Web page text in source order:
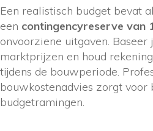
Een realistisch budget bevat
een contingencyreserve van
onvoorziene uitgaven.
marktprijzen en houd
tijdens de bouwperiode.
bouwkostenadvies zorgt voor
budgetramingen.